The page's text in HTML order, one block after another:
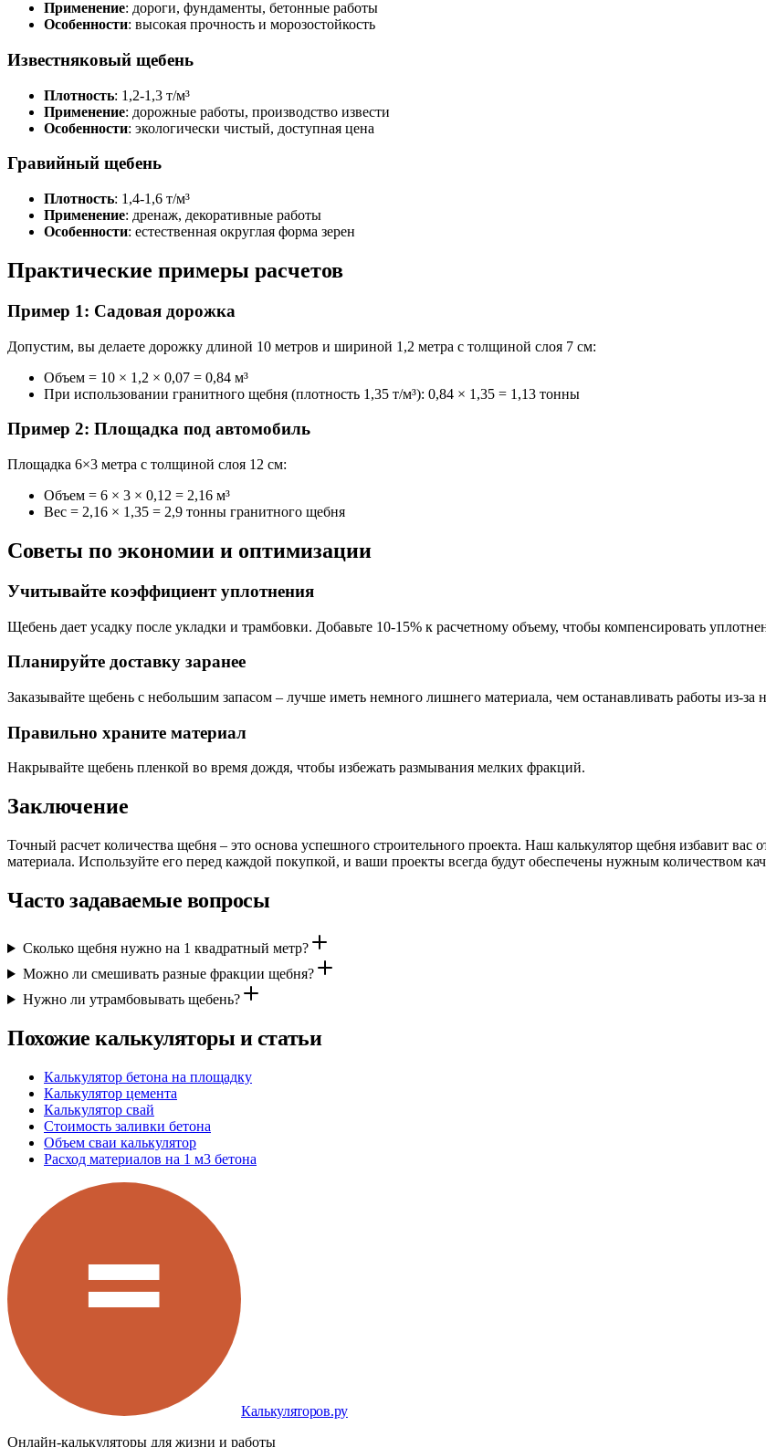
Применение: дороги, фундаменты, бетонные работы
Особенности: высокая прочность и морозостойкость
Известняковый щебень
Плотность: 1,2-1,3 т/м³
Применение: дорожные работы, производство извести
Особенности: экологически чистый, доступная цена
Гравийный щебень
Плотность: 1,4-1,6 т/м³
Применение: дренаж, декоративные работы
Особенности: естественная округлая форма зерен
Практические примеры расчетов
Пример 1: Садовая дорожка
Допустим, вы делаете дорожку длиной 10 метров и шириной 1,2 метра с толщиной слоя 7 см:
Объем = 10 × 1,2 × 0,07 = 0,84 м³
При использовании гранитного щебня (плотность 1,35 т/м³): 0,84 × 1,35 = 1,13 тонны
Пример 2: Площадка под автомобиль
Площадка 6×3 метра с толщиной слоя 12 см:
Объем = 6 × 3 × 0,12 = 2,16 м³
Вес = 2,16 × 1,35 = 2,9 тонны гранитного щебня
Советы по экономии и оптимизации
Учитывайте коэффициент уплотнения
Щебень дает усадку после укладки и трамбовки. Добавьте 10-15% к расчетному объему, чтобы компенсировать
Планируйте доставку заранее
Заказывайте щебень с небольшим запасом – лучше иметь немного лишнего материала, чем останавливать работы из-за
Правильно храните материал
Накрывайте щебень пленкой во время дождя, чтобы избежать размывания мелких фракций.
Заключение
Точный расчет количества щебня – это основа успешного строительного проекта. Наш калькулятор щебня избавит
материала. Используйте его перед каждой покупкой, и ваши проекты всегда будут обеспечены нужным количеством
Часто задаваемые вопросы
Сколько щебня нужно на 1 квадратный метр?
Можно ли смешивать разные фракции щебня?
Нужно ли утрамбовывать щебень?
Похожие калькуляторы и статьи
Калькулятор бетона на площадку
Калькулятор цемента
Калькулятор свай
Стоимость заливки бетона
Объем сваи калькулятор
Расход материалов на 1 м3 бетона
Калькуляторов.ру
Онлайн-калькуляторы для жизни и работы